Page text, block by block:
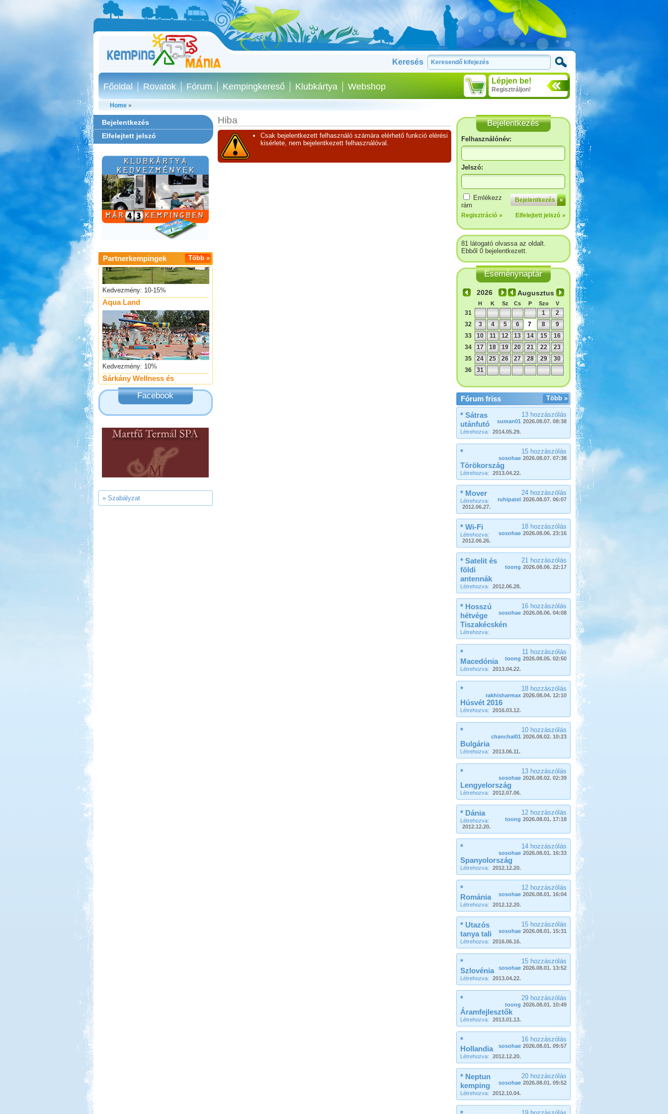
Keresés
Lépjen be!
Regisztráljon!
Főoldal Rovatok Fórum Kempingkereső Klubkártya Webshop
Home»
Bejelentkezés
Elfelejtett jelszó
Több »
Partnerkempingek
Thermál- és Strandfürdő
Kemping, Kiskőrös
Kedvezmény: 10-15%
Aqua Land
Kedvezmény: 10%
Sárkány Wellness és
Gyógyfürdő Kemping
Kedvezmény: 10%
Szentkút Kemping
Facebook
» Szabályzat
Hiba
Csak bejelentkezett felhasználó számára elérhető funkció elérési
kisérlete, nem bejelentkezett felhasználóval.
Bejelentkezés
Felhasználónév:
Jelszó:
Bejelentkezés »
Emlékezz
rám
Regisztráció » Elfelejtett jelszó »
81 látogató olvassa az oldalt.
Ebből 0 bejelentkezett.
Eseménynaptár
Augusztus
H K Sz Cs P Szo V
31 1
2
32
3 4 5 6 7 8
9
33
10 11 12 13 14 15
16
34
17 18 19 20 21 22
23
35
24 25 26 27 28 29
30
36
31
Több »
Fórum friss
13 hozzászólás
suman01 2026.08.07. 08:38
* Sátras
utánfutó
Létrehozva: 2014.05.29.
15 hozzászólás
sosohae 2026.08.07. 07:38
*
Törökország
Létrehozva: 2013.04.22.
24 hozzászólás
ruhipatel 2026.08.07. 06:07
* Mover
Létrehozva:
2012.06.27.
18 hozzászólás
sosohae 2026.08.06. 23:16
* Wi-Fi
Létrehozva:
2012.06.26.
21 hozzászólás
toong 2026.08.06. 22:17
* Satelit és
földi
antennák
Létrehozva: 2012.06.28.
16 hozzászólás
sosohae 2026.08.06. 04:08
* Hosszú
hétvége
Tiszakécskén
Létrehozva:
11 hozzászólás
toong 2026.08.05. 02:50
*
Macedónia
Létrehozva: 2013.04.22.
18 hozzászólás
rakhisharmax 2026.08.04. 12:10
*
Húsvét 2016
Létrehozva: 2016.03.12.
10 hozzászólás
chanchal01 2026.08.02. 10:23
*
Bulgária
Létrehozva: 2013.06.11.
13 hozzászólás
sosohae 2026.08.02. 02:39
*
Lengyelország
Létrehozva: 2012.07.06.
12 hozzászólás
toong 2026.08.01. 17:18
* Dánia
Létrehozva:
2012.12.20.
14 hozzászólás
sosohae 2026.08.01. 16:33
*
Spanyolország
Létrehozva: 2012.12.20.
12 hozzászólás
sosohae 2026.08.01. 16:04
*
Románia
Létrehozva: 2012.12.20.
15 hozzászólás
sosohae 2026.08.01. 15:31
* Utazós
tanya tali
Létrehozva: 2016.06.16.
15 hozzászólás
sosohae 2026.08.01. 13:52
*
Szlovénia
Létrehozva: 2013.04.22.
29 hozzászólás
toong 2026.08.01. 10:49
*
Áramfejlesztők
Létrehozva: 2013.01.13.
16 hozzászólás
sosohae 2026.08.01. 09:57
*
Hollandia
Létrehozva: 2012.12.20.
20 hozzászólás
sosohae 2026.08.01. 09:52
* Neptun
kemping
Létrehozva: 2012.10.04.